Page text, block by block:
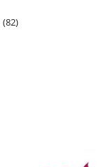
(82)